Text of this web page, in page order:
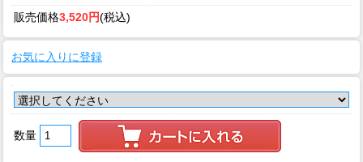
販売価格3,520円(税込)
お気に入りに登録
数量